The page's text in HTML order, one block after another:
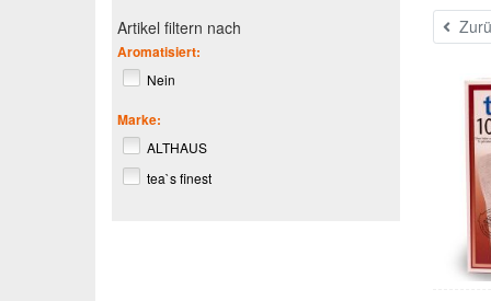
Artikel filtern nach
Aromatisiert:
Nein
Marke:
ALTHAUS
tea`s finest